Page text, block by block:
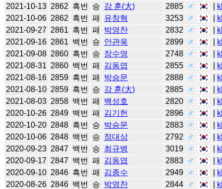
2021-10-13 2862 흑번 승 강 훈(大) 2885 ♂
2021-10-06 2862 흑번 패 유창혁 3253 ♂
2021-09-27 2861 흑번 패 박영찬 2832 ♂
2021-09-16 2861 백번 승 안관욱 2899 ♂
2021-09-08 2860 흑번 승 장수영 2748 ♂
2021-08-31 2860 백번 패 김동엽 2855 ♂
2021-08-16 2859 흑번 패 박승문 2888 ♂
2021-08-10 2859 흑번 승 강 훈(大) 2885 ♂
2021-08-03 2858 백번 패 백성호 2820 ♂
2020-10-26 2849 백번 패 김기헌 2896 ♂
2020-10-20 2848 흑번 승 박승문 2883 ♂
2020-10-06 2848 백번 승 정대상 2792 ♂
2020-09-23 2847 백번 승 최규병 3019 ♂
2020-09-17 2847 백번 패 김동엽 2883 ♂
2020-09-10 2846 흑번 패 김종수 2949 ♂
2020-08-26 2846 백번 승 박영찬 2844 ♂